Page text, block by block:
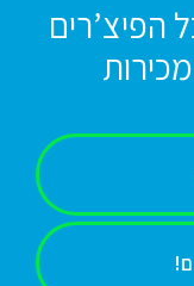
הפיצ’רים